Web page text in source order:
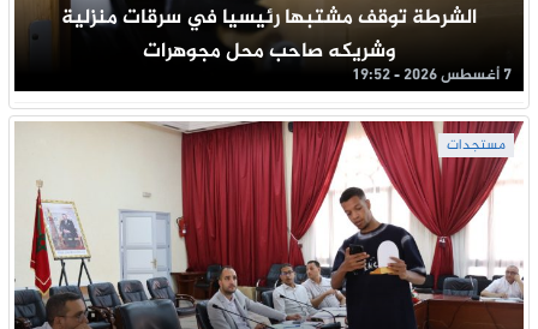
الشرطة توقف مشتبها رئيسيا في سرقات منزلية
وشريكه صاحب محل مجوهرات
7 أغسطس 2026 - 19:52
مستجدات